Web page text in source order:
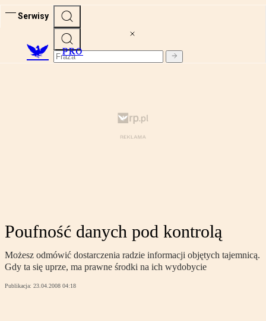
Serwisy
PRO
Poufność danych pod kontrolą
Możesz odmówić dostarczenia radzie informacji objętych tajemnicą.
Gdy ta się uprze, ma prawne środki na ich wydobycie
Publikacja: 23.04.2008 04:18